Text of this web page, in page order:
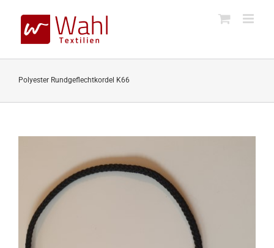
content
Polyester Rundgeflechtkordel K66